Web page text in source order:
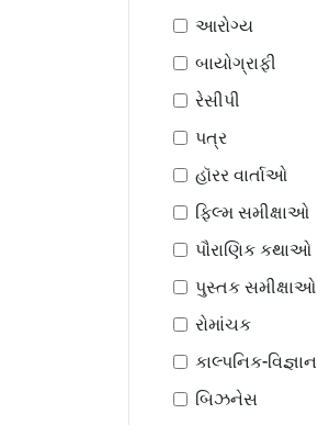
આરોગ્ય
બાયોગ્રાફી
રેસીપી
પત્ર
હૉરર વાર્તાઓ
ફિલ્મ સમીક્ષાઓ
પૌરાણિક કથાઓ
પુસ્તક સમીક્ષાઓ
રોમાંચક
કાલ્પનિક-વિજ્ઞાન
બિઝનેસ